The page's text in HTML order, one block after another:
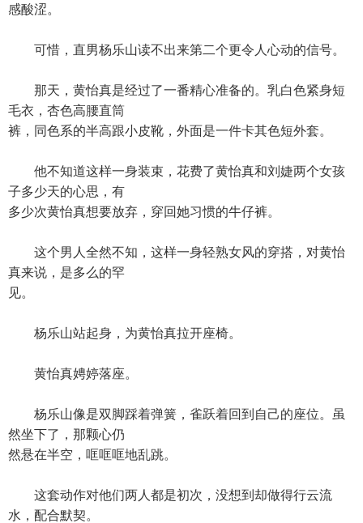
感酸涩。
可惜，直男杨乐山读不出来第二个更令人心动的信号。
那天，黄怡真是经过了一番精心准备的。乳白色紧身短
毛衣，杏色高腰直筒
裤，同色系的半高跟小皮靴，外面是一件卡其色短外套。
他不知道这样一身装束，花费了黄怡真和刘婕两个女孩
子多少天的心思，有
多少次黄怡真想要放弃，穿回她习惯的牛仔裤。
这个男人全然不知，这样一身轻熟女风的穿搭，对黄怡
真来说，是多么的罕
见。
杨乐山站起身，为黄怡真拉开座椅。
黄怡真娉婷落座。
杨乐山像是双脚踩着弹簧，雀跃着回到自己的座位。虽
然坐下了，那颗心仍
然悬在半空，哐哐哐地乱跳。
这套动作对他们两人都是初次，没想到却做得行云流
水，配合默契。